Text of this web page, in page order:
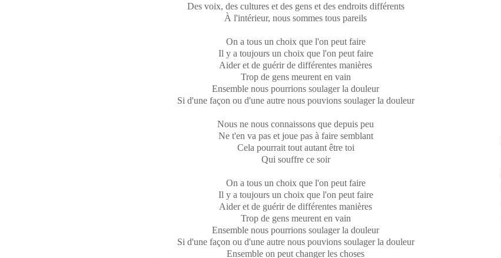
Des voix, des cultures et des gens et des endroits différents
À l'intérieur, nous sommes tous pareils
On a tous un choix que l'on peut faire
Il y a toujours un choix que l'on peut faire
Aider et de guérir de différentes manières
Trop de gens meurent en vain
Ensemble nous pourrions soulager la douleur
Si d'une façon ou d'une autre nous pouvions soulager la douleur
Nous ne nous connaissons que depuis peu
Ne t'en va pas et joue pas à faire semblant
Cela pourrait tout autant être toi
Qui souffre ce soir
On a tous un choix que l'on peut faire
Il y a toujours un choix que l'on peut faire
Aider et de guérir de différentes manières
Trop de gens meurent en vain
Ensemble nous pourrions soulager la douleur
Si d'une façon ou d'une autre nous pouvions soulager la douleur
Ensemble on peut changer les choses